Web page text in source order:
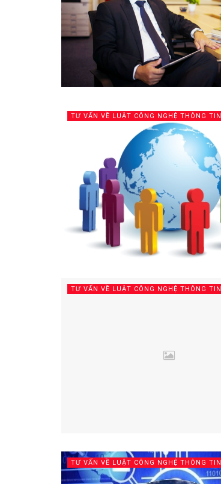
TƯ VẤN VỀ LUẬT CÔNG NGHỆ THÔNG TIN
TƯ VẤN VỀ LUẬT CÔNG NGHỆ THÔNG TIN
TƯ VẤN VỀ LUẬT CÔNG NGHỆ THÔNG TIN